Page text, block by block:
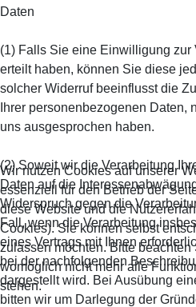
Daten
(1) Falls Sie eine Einwilligung zur
erteilt haben, können Sie diese
solcher Widerruf beeinflusst die
Ihrer personenbezogenen Daten,
uns ausgesprochen haben.
(2) Soweit wir die Verarbeitung
Daten auf die
Widerspruch gegen die
Fall, wenn die Verarbeitung
eines Vertrags mit Ihnen
bei der nachfolgenden
dargestellt wird. Bei Ausübung
bitten wir um Darlegung der
Wir nutzen Cookies auf unserer
essenziell für den Betrieb der
diese Website und die
Cookies). Sie können selbst
zulassen möchten. Bitte
womöglich nicht mehr alle
stehen.